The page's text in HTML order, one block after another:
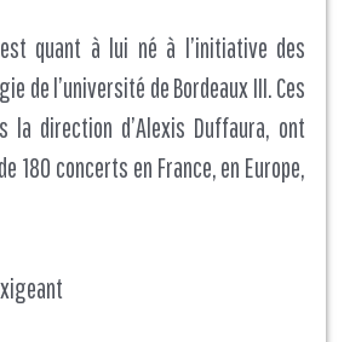
quant à lui né à l’initiative des
de l’université de Bordeaux III. Ces
la direction d’Alexis Duffaura, ont
180 concerts en France, en Europe,